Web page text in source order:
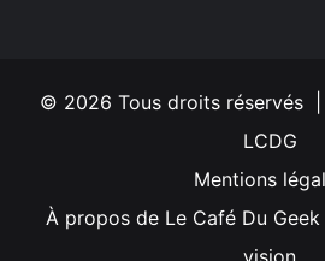
© 2026 Tous droits réservés
LCDG
Mentions
À propos de Le Café Du Geek